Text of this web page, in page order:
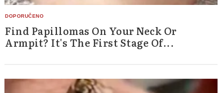
Find Papillomas On Your Neck Or
Armpit? It's The First Stage Of...
Search